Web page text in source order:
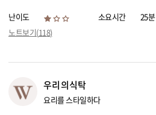
난이도 소요시간
25분
노트보기(118)
우리의식탁
요리를 스타일하다